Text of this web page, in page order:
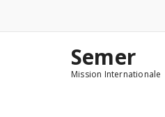
contenu
Semer
Mission Internationale